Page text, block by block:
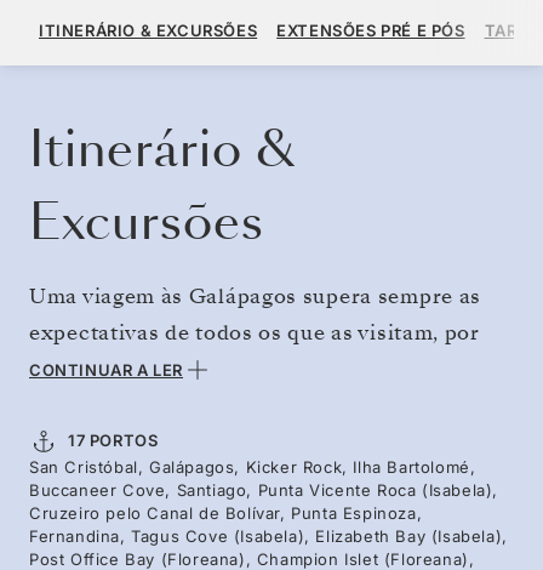
A PARTIR DE US$ 16.900
ITINERÁRIO & EXCURSÕES EXTENSÕES PRÉ E PÓS
Itinerário &
Excursões
Uma viagem às Galápagos supera sempre as
expectativas de todos os que as visitam, por
muito altas que sejam. E a verdade é que as
logo reservar outra viagem. Este arquipélago é
verdadeiramente especial e a emoção que se
sente ao avistar uma tartaruga-gigante, ao
mergulhar junto de tartarugas-verdes sobre um
CONTINUAR A LER
17 PORTOS
San Cristóbal, Galápagos, Kicker Rock, Ilha Bartolomé,
Buccaneer Cove, Santiago, Punta Vicente Roca (Isabela),
Cruzeiro pelo Canal de Bolívar, Punta Espinoza,
Fernandina, Tagus Cove (Isabela), Elizabeth Bay (Isabela),
Post Office Bay (Floreana), Champion Islet (Floreana),